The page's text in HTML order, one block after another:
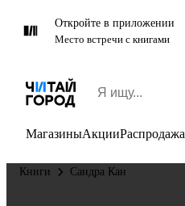
Откройте в приложении
Место встречи с книгами
МагазиныАкцииРаспродажа
Книги Сандра Кан